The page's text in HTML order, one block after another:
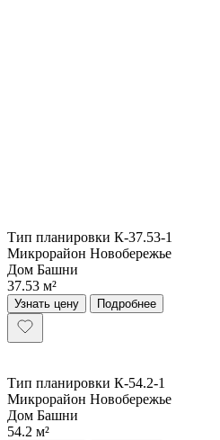
Тип планировки К-37.53-1
Микрорайон Новобережье
Дом Башни
37.53 м²
Узнать цену Подробнее
Тип планировки К-54.2-1
Микрорайон Новобережье
Дом Башни
54.2 м²